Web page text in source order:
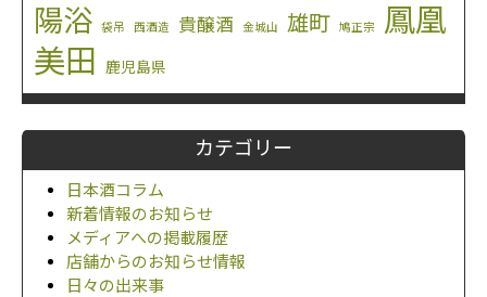
陽浴
袋吊 西酒造 貴醸酒 金城山 雄町 鳩正宗
鳳凰
美田
鹿児島県
カテゴリー
日本酒コラム
新着情報のお知らせ
メディアへの掲載履歴
店舗からのお知らせ情報
日々の出来事